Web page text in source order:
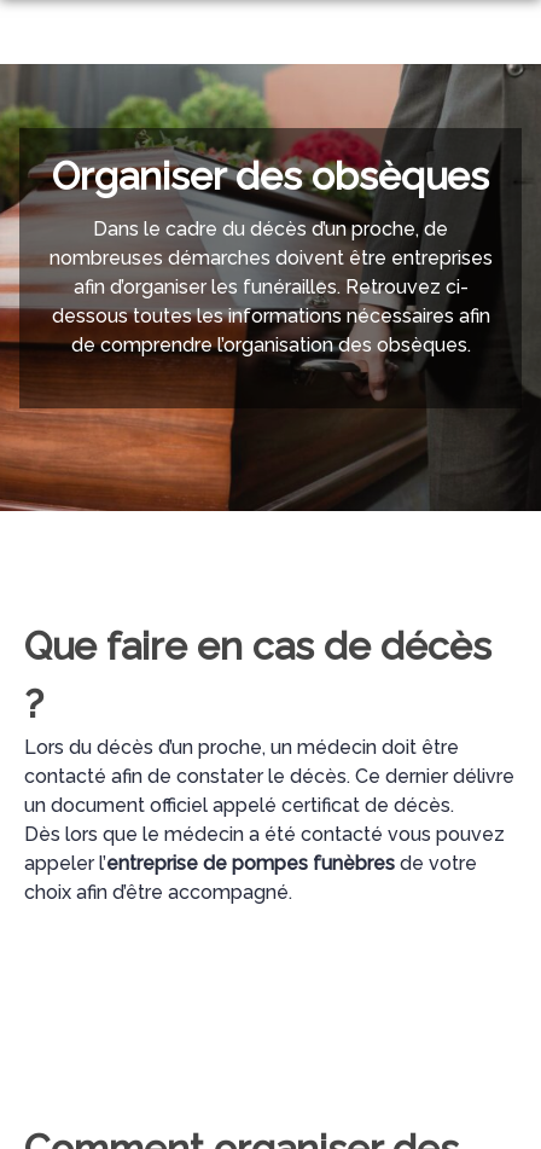
Aller
contenu
ORGANISER DES OBSÈQUES
PRÉVOIR SES OBSÈQUES
MONUMENTS FUNÉRAIRES
SERVICES AUX FAMILLES
NOTRE CHAMBRE FUNERAIRE
ESPACES HOMMAGES
BOUTIQUE
Organiser des obsèques
Dans le cadre du décès d’un proche, de
nombreuses démarches doivent être entreprises
afin d’organiser les funérailles. Retrouvez ci-
dessous toutes les informations nécessaires afin
de comprendre l’organisation des obsèques.
Que faire en cas de décès
?
Lors du décès d’un proche, un médecin doit être
contacté afin de constater le décès. Ce dernier délivre
un document officiel appelé certificat de décès.
Dès lors que le médecin a été contacté vous pouvez
appeler l’entreprise de pompes funèbres de votre
choix afin d’être accompagné.